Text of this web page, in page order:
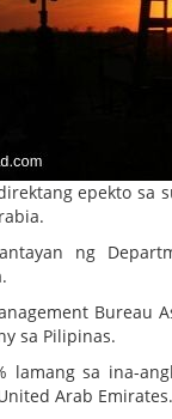
epekto sa
ng
Bureau
sa Pilipinas.
sa ina-
Arab Emirates.